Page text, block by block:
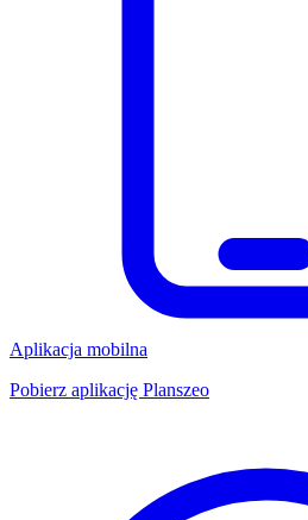
Aplikacja mobilna
Pobierz aplikację Planszeo